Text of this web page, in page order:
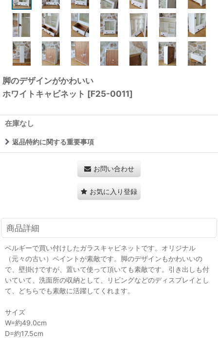
脚のデザインがかわいい
ホワイトキャビネット [F25-0011]
在庫なし
返品特約に関する重要事項
お問い合わせ
お気に入り登録
商品詳細
ベルギーで買い付けしたガラスキャビネットです。オリジナル
（元々の古い）ペイントが素敵です。脚のデザインもかわいいの
で、壁掛けですが、置いて使って頂いても素敵です。引き出しも付
いていて、洗面所の収納として、リビングなどのディスプレイとし
て、どちらでも素敵に活躍してくれます。
サイズ
W=約49.0cm
D=約17.5cm